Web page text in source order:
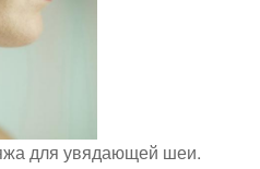
для увядающей шеи.